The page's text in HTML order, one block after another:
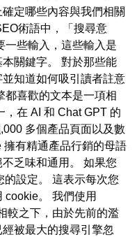
定哪些內容與我們相關
術語中，「搜尋意
一些輸入，這些輸入是
關鍵字。 對於那些能
知道如何吸引讀者註意
都喜歡的文本是一項相
在 AI 和 Chat GPT 的
,000 多個產品頁面以及數
有精通產品行銷的母語
乏味和通用。 如果您
設定。 這表示每次您
cookie。 我們使用
較之下，由於先前的濫
被最大的搜尋引擎忽